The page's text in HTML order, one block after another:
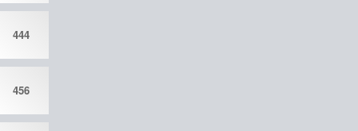
444
456